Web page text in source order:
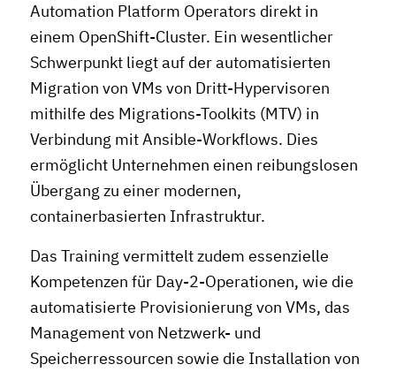
Automation Platform Operators direkt in
einem OpenShift-Cluster. Ein wesentlicher
Schwerpunkt liegt auf der automatisierten
Migration von VMs von Dritt-Hypervisoren
mithilfe des Migrations-Toolkits (MTV) in
Verbindung mit Ansible-Workflows. Dies
ermöglicht Unternehmen einen reibungslosen
Übergang zu einer modernen,
containerbasierten Infrastruktur.
Das Training vermittelt zudem essenzielle
Kompetenzen für Day-2-Operationen, wie die
automatisierte Provisionierung von VMs, das
Management von Netzwerk- und
Speicherressourcen sowie die Installation von